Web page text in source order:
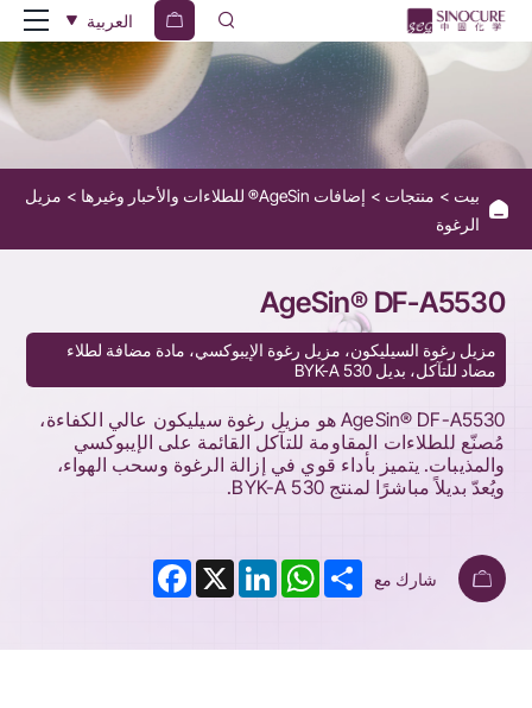
AgeSin®
DF-
A5530
العربية
بيت منتجات إضافات AgeSin® للطلاءات والأحبار وغيرها
مزيل
الرغوة
AgeSin® DF-A5530
مزيل رغوة السيليكون، مزيل رغوة الإيبوكسي، مادة مضافة لطلاء
مضاد للتآكل، بديل BYK-A 530
AgeSin® DF-A5530 هو مزيل رغوة سيليكون عالي الكفاءة،
مُصنّع للطلاءات المقاومة للتآكل القائمة على الإيبوكسي
والمذيبات. يتميز بأداء قوي في إزالة الرغوة وسحب الهواء،
ويُعدّ بديلاً مباشرًا لمنتج BYK-A 530.
شارك مع Facebook X
LinkedIn
WhatsAppShare